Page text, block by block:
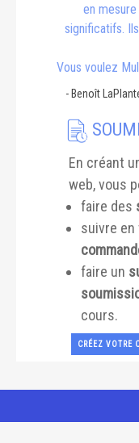
en
significatifs.
Vous voulez
- Benoît
En créant
web, vous
faire des
suivre en
faire un
cours.
CRÉEZ VOTRE